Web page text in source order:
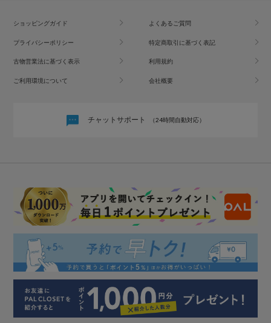
ショッピングガイド よくあるご質問
プライバシーポリシー 特定商取引に基づく表記
古物営業法に基づく表示 利用規約
ご利用環境について 会社概要
チャットサポート （24時間自動対応）